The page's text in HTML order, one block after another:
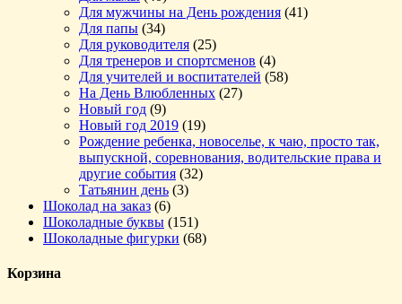
Для мужчины на День рождения (41)
Для папы (34)
Для руководителя (25)
Для тренеров и спортсменов (4)
Для учителей и воспитателей (58)
На День Влюбленных (27)
Новый год (9)
Новый год 2019 (19)
Рождение ребенка, новоселье, к чаю, просто так,
выпускной, соревнования, водительские права и
другие события (32)
Татьянин день (3)
Шоколад на заказ (6)
Шоколадные буквы (151)
Шоколадные фигурки (68)
Корзина